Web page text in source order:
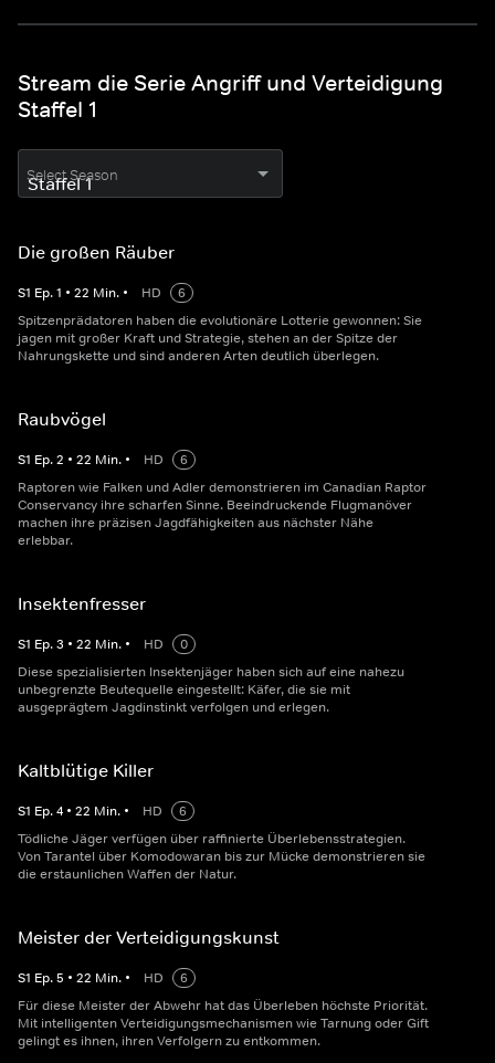
Stream die Serie Angriff und Verteidigung
Staffel 1
Select Season
Die großen Räuber
S1 Ep.1 • 22 Min. • HD
6
Spitzenprädatoren haben die evolutionäre Lotterie gewonnen: Sie
jagen mit großer Kraft und Strategie, stehen an der Spitze der
Nahrungskette und sind anderen Arten deutlich überlegen.
Raubvögel
S1 Ep.2 • 22 Min. • HD
6
Raptoren wie Falken und Adler demonstrieren im Canadian Raptor
Conservancy ihre scharfen Sinne. Beeindruckende Flugmanöver
machen ihre präzisen Jagdfähigkeiten aus nächster Nähe
erlebbar.
Insektenfresser
S1 Ep.3 • 22 Min. • HD
0
Diese spezialisierten Insektenjäger haben sich auf eine nahezu
unbegrenzte Beutequelle eingestellt: Käfer, die sie mit
ausgeprägtem Jagdinstinkt verfolgen und erlegen.
Kaltblütige Killer
S1 Ep.4 • 22 Min. • HD
6
Tödliche Jäger verfügen über raffinierte Überlebensstrategien.
Von Tarantel über Komodowaran bis zur Mücke demonstrieren sie
die erstaunlichen Waffen der Natur.
Meister der Verteidigungskunst
S1 Ep.5 • 22 Min. • HD
6
Für diese Meister der Abwehr hat das Überleben höchste Priorität.
Mit intelligenten Verteidigungsmechanismen wie Tarnung oder Gift
gelingt es ihnen, ihren Verfolgern zu entkommen.